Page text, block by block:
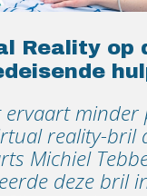
Reality op
ervaart minder
reality-bril
Michiel
deze bril